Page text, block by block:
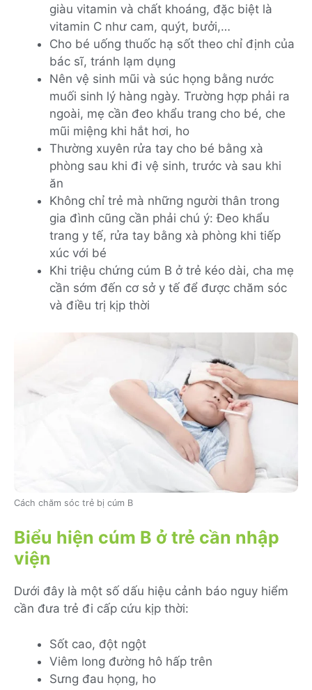
giàu vitamin và chất khoáng, đặc biệt là
vitamin C như cam, quýt, bưởi,…
Cho bé uống thuốc hạ sốt theo chỉ định của
bác sĩ, tránh lạm dụng
Nên vệ sinh mũi và súc họng bằng nước
muối sinh lý hàng ngày. Trường hợp phải ra
ngoài, mẹ cần đeo khẩu trang cho bé, che
mũi miệng khi hắt hơi, ho
Thường xuyên rửa tay cho bé bằng xà
phòng sau khi đi vệ sinh, trước và sau khi
ăn
Không chỉ trẻ mà những người thân trong
gia đình cũng cần phải chú ý: Đeo khẩu
trang y tế, rửa tay bằng xà phòng khi tiếp
xúc với bé
Khi triệu chứng cúm B ở trẻ kéo dài, cha mẹ
cần sớm đến cơ sở y tế để được chăm sóc
và điều trị kịp thời
Cách chăm sóc trẻ bị cúm B
Biểu hiện cúm B ở trẻ cần nhập
viện
Dưới đây là một số dấu hiệu cảnh báo nguy hiểm
cần đưa trẻ đi cấp cứu kịp thời:
Sốt cao, đột ngột
Viêm long đường hô hấp trên
Sưng đau họng, ho